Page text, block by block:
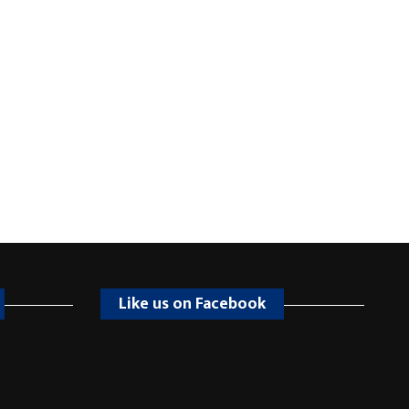
Like us on Facebook